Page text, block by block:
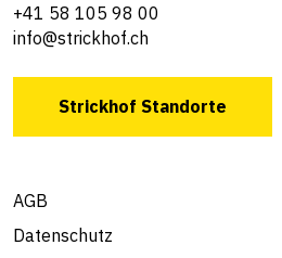
+41 58 105 98 00
info@strickhof.ch
Strickhof Standorte
AGB
Datenschutz